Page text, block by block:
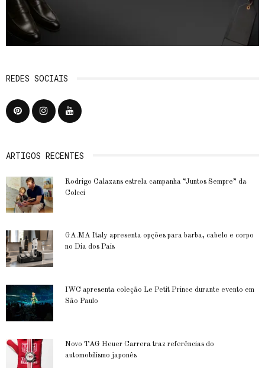
REDES SOCIAIS
ARTIGOS RECENTES
Rodrigo Calazans estrela campanha “Juntos Sempre” da
Colcci
GA.MA Italy apresenta opções para barba, cabelo e corpo
no Dia dos Pais
IWC apresenta coleção Le Petit Prince durante evento em
São Paulo
Novo TAG Heuer Carrera traz referências do
automobilismo japonês